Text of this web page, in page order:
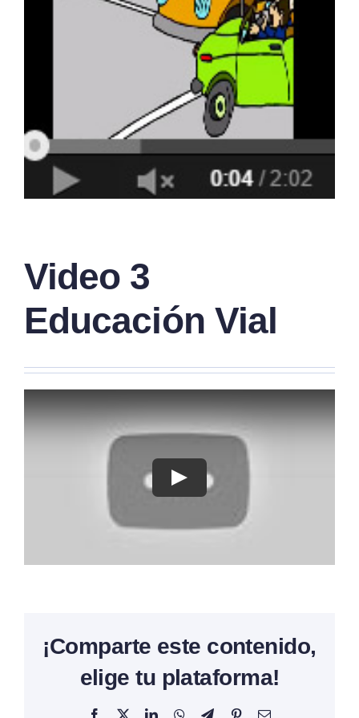
Video 3
Educación Vial
¡Comparte este contenido,
elige tu plataforma!
Facebook
X LinkedInWhatsAppTelegramPinterestCorreo